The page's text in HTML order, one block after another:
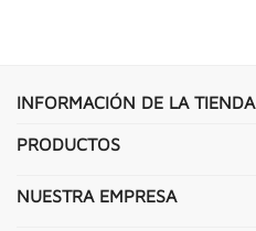
INFORMACIÓN DE LA TIENDA
PRODUCTOS
NUESTRA EMPRESA